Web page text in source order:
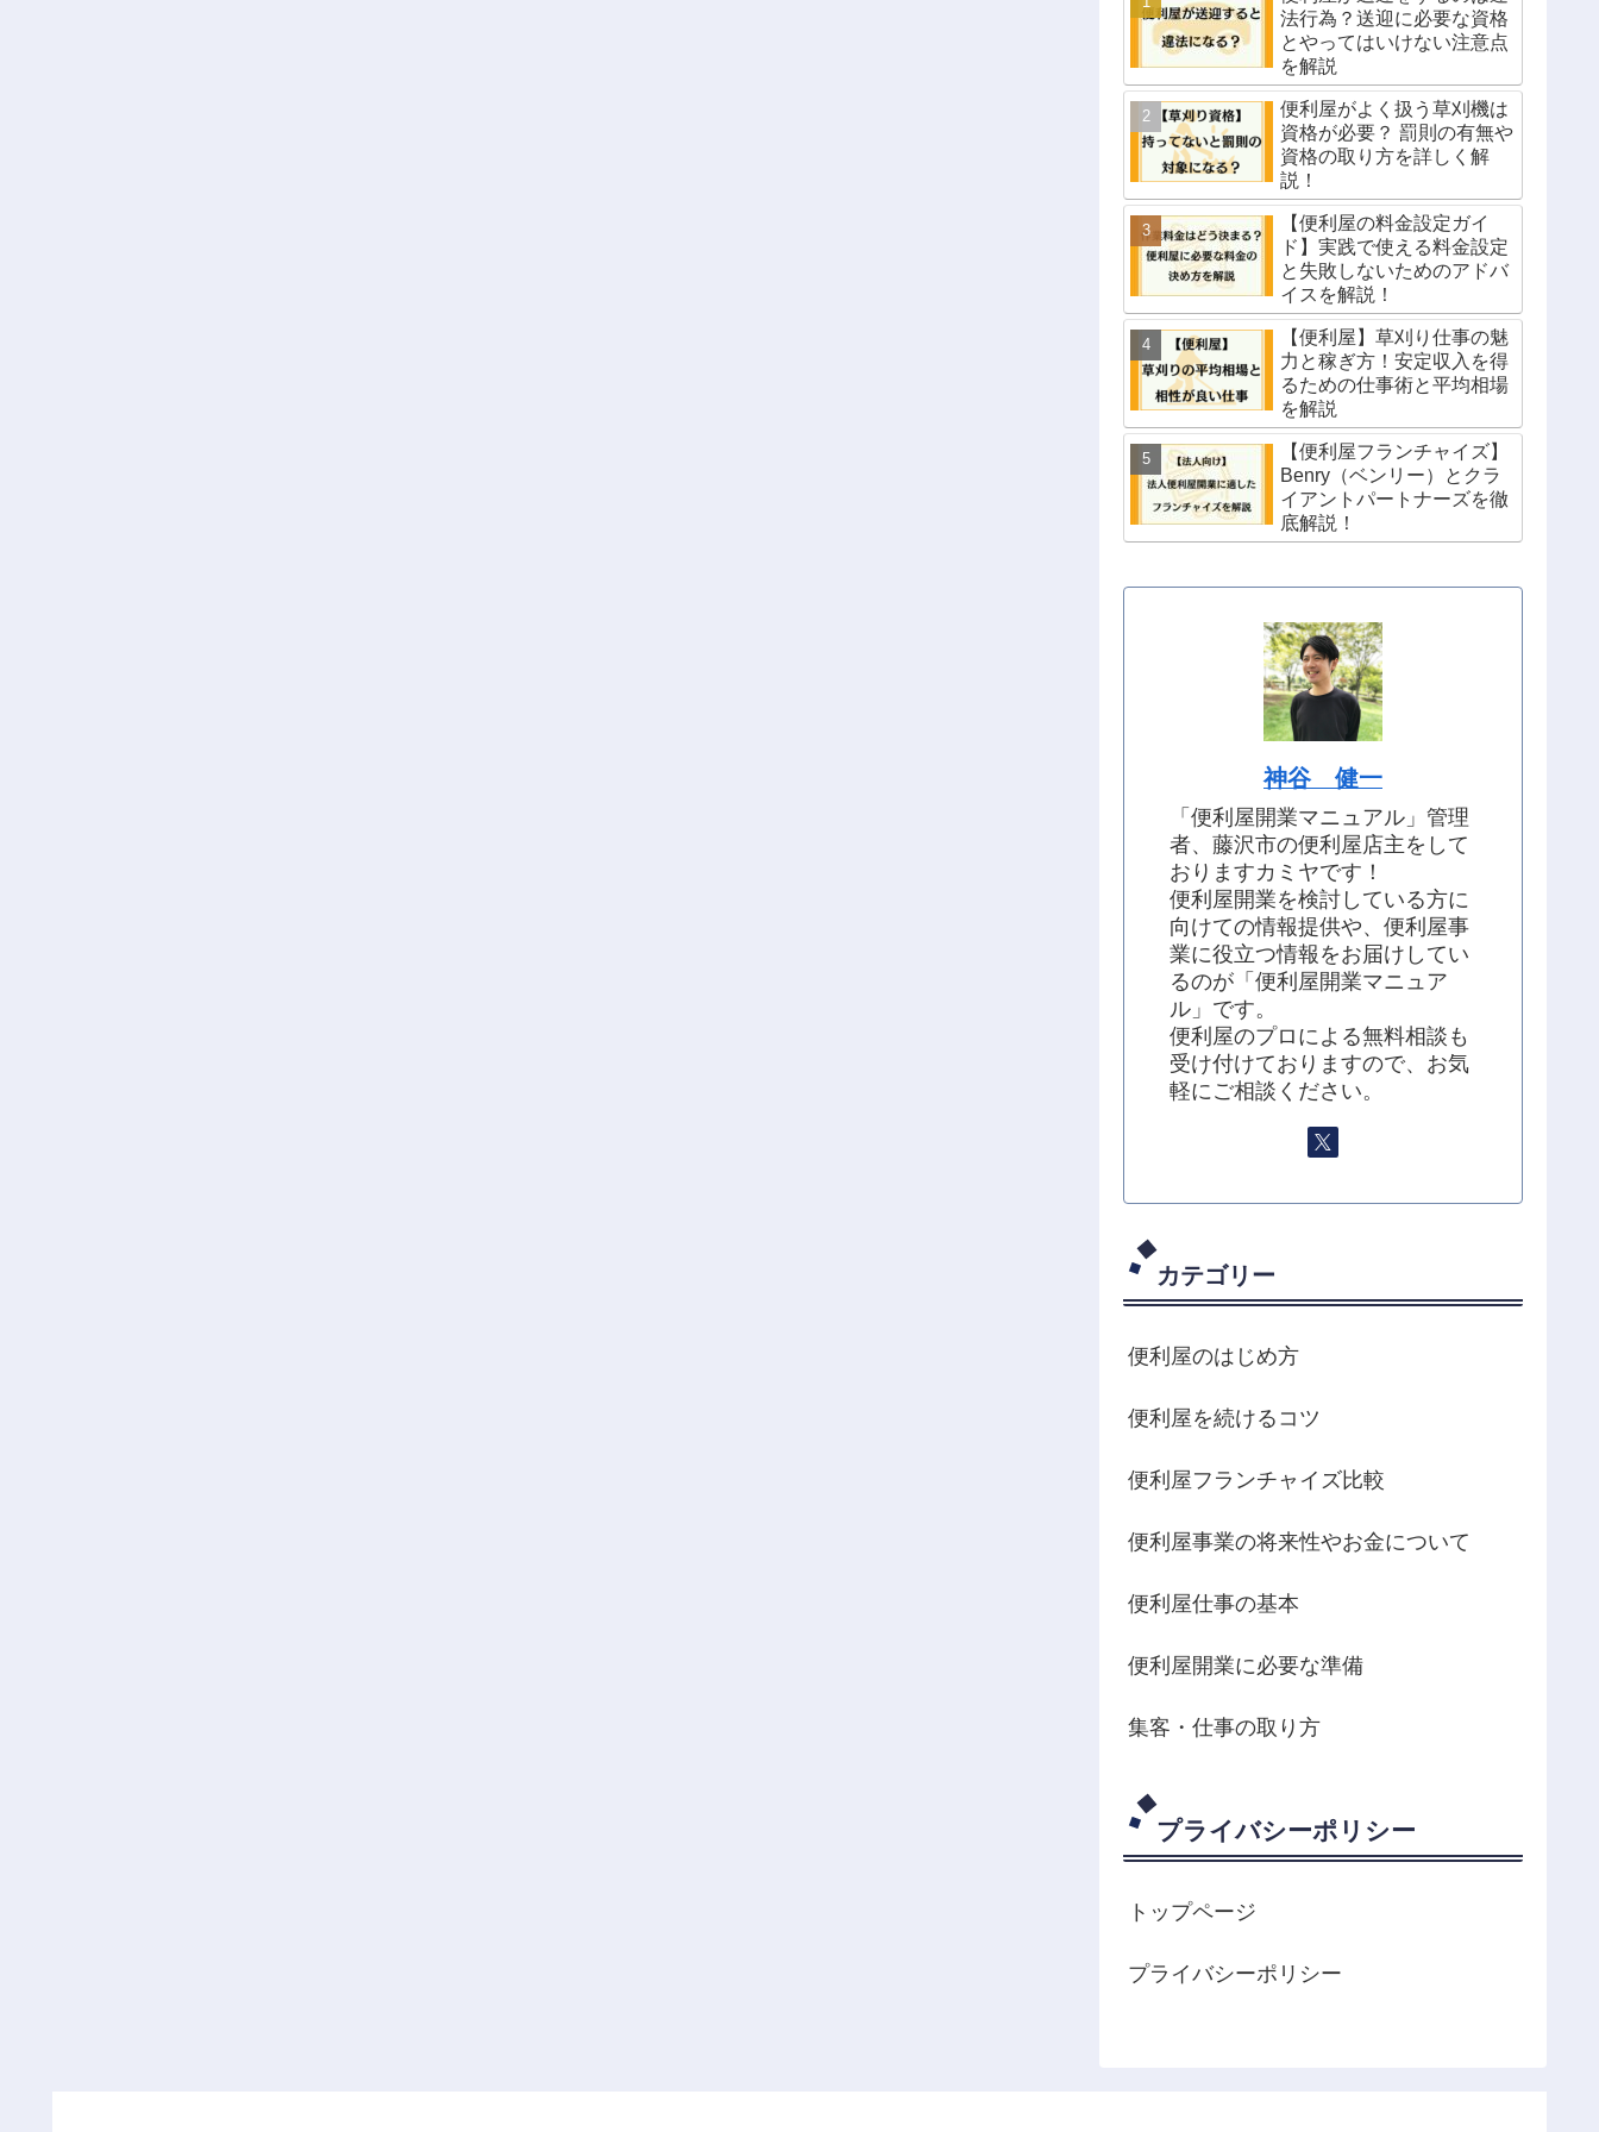
法行為？送迎に必要な資格
とやってはいけない注意点
を解説
便利屋がよく扱う草刈機は
資格が必要？ 罰則の有無や
資格の取り方を詳しく解
説！
【便利屋の料金設定ガイ
ド】実践で使える料金設定
と失敗しないためのアドバ
イスを解説！
【便利屋】草刈り仕事の魅
力と稼ぎ方！安定収入を得
るための仕事術と平均相場
を解説
【便利屋フランチャイズ】
Benry（ベンリー）とクラ
イアントパートナーズを徹
底解説！
神谷 健一
「便利屋開業マニュアル」管理
者、藤沢市の便利屋店主をして
おりますカミヤです！
便利屋開業を検討している方に
向けての情報提供や、便利屋事
業に役立つ情報をお届けしてい
るのが「便利屋開業マニュア
ル」です。
便利屋のプロによる無料相談も
受け付けておりますので、お気
軽にご相談ください。
カテゴリー
便利屋のはじめ方
便利屋を続けるコツ
便利屋フランチャイズ比較
便利屋事業の将来性やお金について
便利屋仕事の基本
便利屋開業に必要な準備
集客・仕事の取り方
プライバシーポリシー
トップページ
プライバシーポリシー